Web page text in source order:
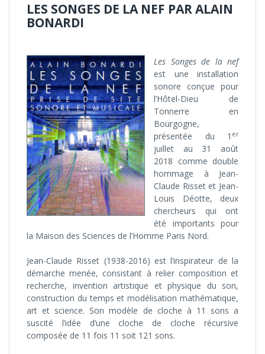
LES SONGES DE LA NEF PAR ALAIN
BONARDI
Les Songes de la nef
est une installation
sonore conçue pour
l’Hôtel-Dieu de
Tonnerre en
Bourgogne,
présentée du 1 er
juillet au 31 août
2018 comme double
hommage à Jean-
Claude Risset et Jean-
Louis Déotte, deux
chercheurs qui ont
été importants pour
la Maison des Sciences de l’Homme Paris Nord.
Jean-Claude Risset (1938-2016) est l’inspirateur de la
démarche menée, consistant à relier composition et
recherche, invention artistique et physique du son,
construction du temps et modélisation mathématique,
art et science. Son modèle de cloche à 11 sons a
suscité l’idée d’une cloche de cloche récursive
composée de 11 fois 11 soit 121 sons.